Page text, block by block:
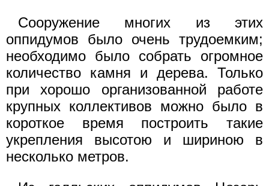
Сооружение многих из этих
оппидумов было очень трудоемким;
необходимо было собрать огромное
количество камня и дерева. Только
при хорошо организованной работе
крупных коллективов можно было в
короткое время построить такие
укрепления высотою и шириною в
несколько метров.